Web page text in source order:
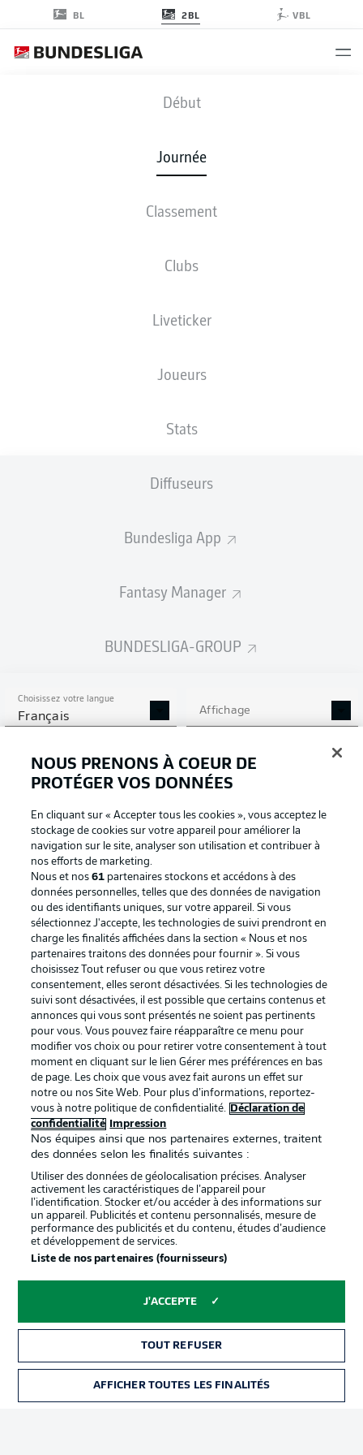
BL 2BL VBL
Début
Journée
Classement
Clubs
Liveticker
Joueurs
Stats
Diffuseurs
Bundesliga App
Fantasy Manager
BUNDESLIGA-GROUP
Choisissez votre langue
Français Affichage
Connexion
KSV - STP
COMPOSITIONS STATISTIQUES
Les compositions seront annoncées
Football as it's meant to be
BUNDESLIGA APP
Proposé par
services
Mentions Légales Gérer mes préférences
NOUS PRENONS À COEUR DE
PROTÉGER VOS DONNÉES
En cliquant sur « Accepter tous les cookies », vous acceptez le
stockage de cookies sur votre appareil pour améliorer la
navigation sur le site, analyser son utilisation et contribuer à
nos efforts de marketing.
Nous et nos61 partenaires stockons et accédons à des
données personnelles, telles que des données de navigation
ou des identifiants uniques, sur votre appareil. Si vous
sélectionnez J'accepte, les technologies de suivi prendront en
charge les finalités affichées dans la section « Nous et nos
partenaires traitons des données pour fournir ». Si vous
choisissez Tout refuser ou que vous retirez votre
consentement, elles seront désactivées. Si les technologies de
suivi sont désactivées, il est possible que certains contenus et
annonces qui vous sont présentés ne soient pas pertinents
pour vous. Vous pouvez faire réapparaître ce menu pour
modifier vos choix ou pour retirer votre consentement à tout
moment en cliquant sur le lien Gérer mes préférences en bas
de page. Les choix que vous avez fait aurons un effet sur
notre ou nos Site Web. Pour plus d’informations, reportez-
vous à notre politique de confidentialité.
Déclaration de
confidentialité
Impression
Nos équipes ainsi que nos partenaires externes, traitent
des données selon les finalités suivantes :
Utiliser des données de géolocalisation précises. Analyser
activement les caractéristiques de l’appareil pour
l’identification. Stocker et/ou accéder à des informations sur
un appareil. Publicités et contenu personnalisés, mesure de
performance des publicités et du contenu, études d’audience
et développement de services.
Liste de nos partenaires (fournisseurs)
J'ACCEPTE
TOUT REFUSER
AFFICHER TOUTES LES FINALITÉS